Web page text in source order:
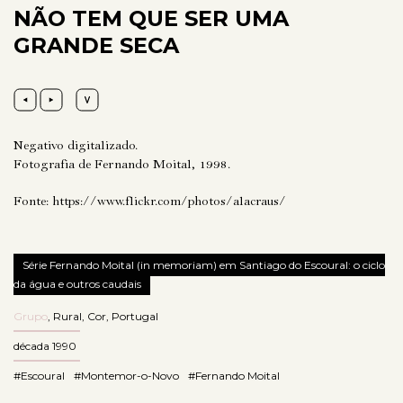
NÃO TEM QUE SER UMA
GRANDE SECA
Negativo digitalizado.
Fotografia de Fernando Moital, 1998.
Fonte: https://www.flickr.com/photos/alacraus/
Série Fernando Moital (in memoriam) em Santiago do Escoural: o ciclo
da água e outros caudais
Grupo, Rural, Cor, Portugal
década 1990
#Escoural #Montemor-o-Novo #Fernando Moital